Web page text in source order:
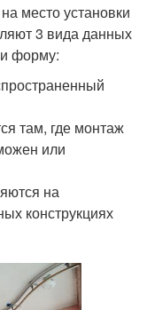
место установки
3 вида данных
форму:
там, где монтаж
или
на
конструкциях